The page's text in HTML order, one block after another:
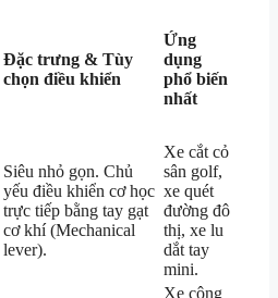
Đặc trưng & Tùy
chọn điều khiển
Ứng
dụng
phổ biến
nhất
Siêu nhỏ gọn. Chủ
yếu điều khiển cơ học
trực tiếp bằng tay gạt
cơ khí (Mechanical
lever).
Xe cắt cỏ
sân golf,
xe quét
đường đô
thị, xe lu
dắt tay
mini.
Xe công